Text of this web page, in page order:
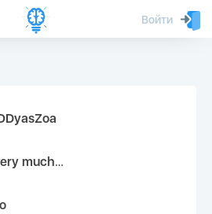
Войти
https://youtube.com faceapple !